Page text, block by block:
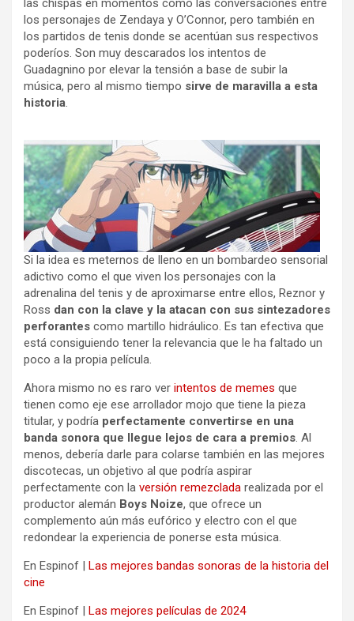
las chispas en momentos como las conversaciones entre
los personajes de Zendaya y O’Connor, pero también en
los partidos de tenis donde se acentúan sus respectivos
poderíos. Son muy descarados los intentos de
Guadagnino por elevar la tensión a base de subir la
música, pero al mismo tiempo sirve de maravilla a esta
historia.
Si la idea es meternos de lleno en un bombardeo sensorial
adictivo como el que viven los personajes con la
adrenalina del tenis y de aproximarse entre ellos, Reznor y
Ross dan con la clave y la atacan con sus sintezadores
perforantes como martillo hidráulico. Es tan efectiva que
está consiguiendo tener la relevancia que le ha faltado un
poco a la propia película.
Ahora mismo no es raro ver intentos de memes que
tienen como eje ese arrollador mojo que tiene la pieza
titular, y podría perfectamente convertirse en una
banda sonora que llegue lejos de cara a premios. Al
menos, debería darle para colarse también en las mejores
discotecas, un objetivo al que podría aspirar
perfectamente con la versión remezclada realizada por el
productor alemán Boys Noize, que ofrece un
complemento aún más eufórico y electro con el que
redondear la experiencia de ponerse esta música.
En Espinof | Las mejores bandas sonoras de la historia del
cine
En Espinof | Las mejores películas de 2024